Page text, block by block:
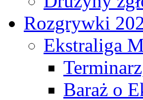
Rozgrywki
Ekstraliga
Baraż o